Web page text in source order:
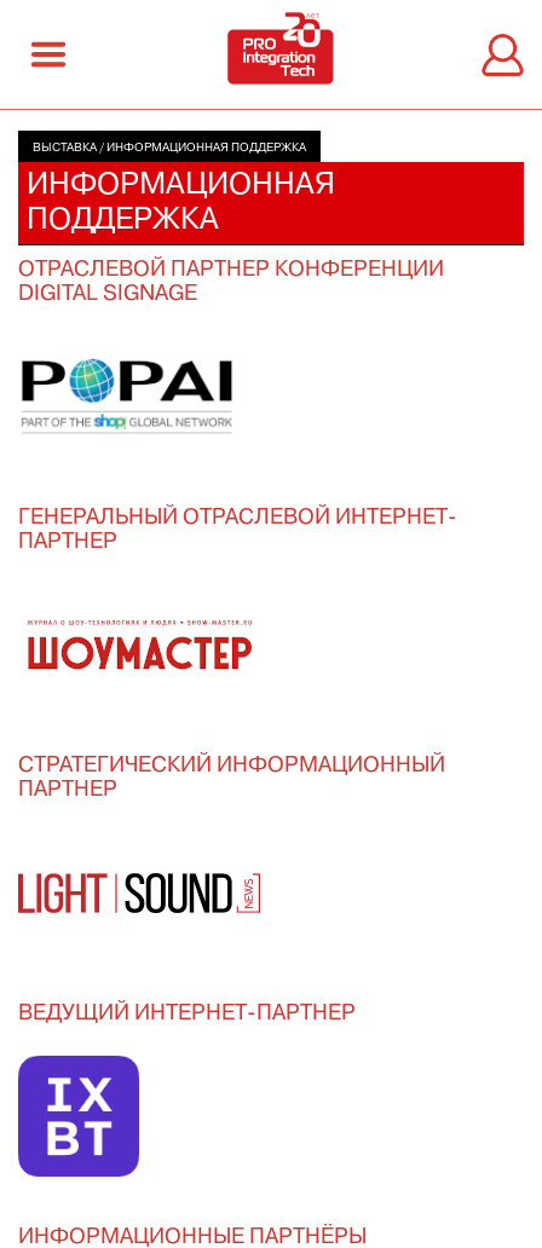
ВЫСТАВКА / ИНФОРМАЦИОННАЯ ПОДДЕРЖКА
ИНФОРМАЦИОННАЯ
ПОДДЕРЖКА
ОТРАСЛЕВОЙ ПАРТНЕР КОНФЕРЕНЦИИ
DIGITAL SIGNAGE
ГЕНЕРАЛЬНЫЙ ОТРАСЛЕВОЙ ИНТЕРНЕТ-
ПАРТНЕР
СТРАТЕГИЧЕСКИЙ ИНФОРМАЦИОННЫЙ
ПАРТНЕР
ВЕДУЩИЙ ИНТЕРНЕТ-ПАРТНЕР
ИНФОРМАЦИОННЫЕ ПАРТНЁРЫ